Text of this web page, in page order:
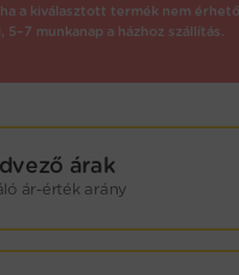
a kiválasztott termék nem
munkanap a házhoz szállítás.
árak
ár-érték arány